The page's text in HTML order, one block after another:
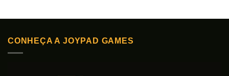
várias
As
variantes.
CONHEÇA A JOYPAD GAMES